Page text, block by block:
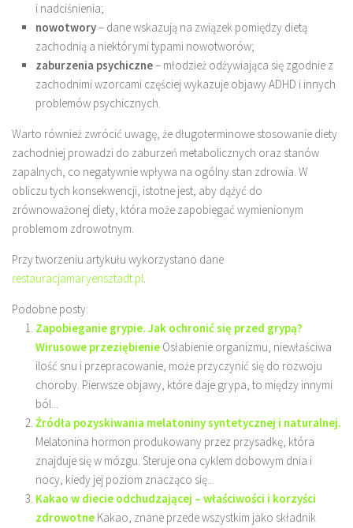
i nadciśnienia;
nowotwory– dane wskazują na związek pomiędzy dietą
zachodnią a niektórymi typami nowotworów;
zaburzenia psychiczne– młodzież odżywiająca się zgodnie z
zachodnimi wzorcami częściej wykazuje objawy ADHD i innych
problemów psychicznych.
Warto również zwrócić uwagę, że długoterminowe stosowanie diety
zachodniej prowadzi do zaburzeń metabolicznych oraz stanów
zapalnych, co negatywnie wpływa na ogólny stan zdrowia. W
obliczu tych konsekwencji, istotne jest, aby dążyć do
zrównoważonej diety, która może zapobiegać wymienionym
problemom zdrowotnym.
Przy tworzeniu artykułu wykorzystano dane
restauracjamaryensztadt.pl.
Podobne posty:
Zapobieganie grypie. Jak ochronić się przed grypą?
Wirusowe przeziębienie Osłabienie organizmu, niewłaściwa
ilość snu i przepracowanie, może przyczynić się do rozwoju
choroby. Pierwsze objawy, które daje grypa, to między innymi
ból...
Źródła pozyskiwania melatoniny syntetycznej i naturalnej.
Melatonina hormon produkowany przez przysadkę, która
znajduje się w mózgu. Steruje ona cyklem dobowym dnia i
nocy, kiedy jej poziom znacząco się...
Kakao w diecie odchudzającej – właściwości i korzyści
zdrowotne Kakao, znane przede wszystkim jako składnik